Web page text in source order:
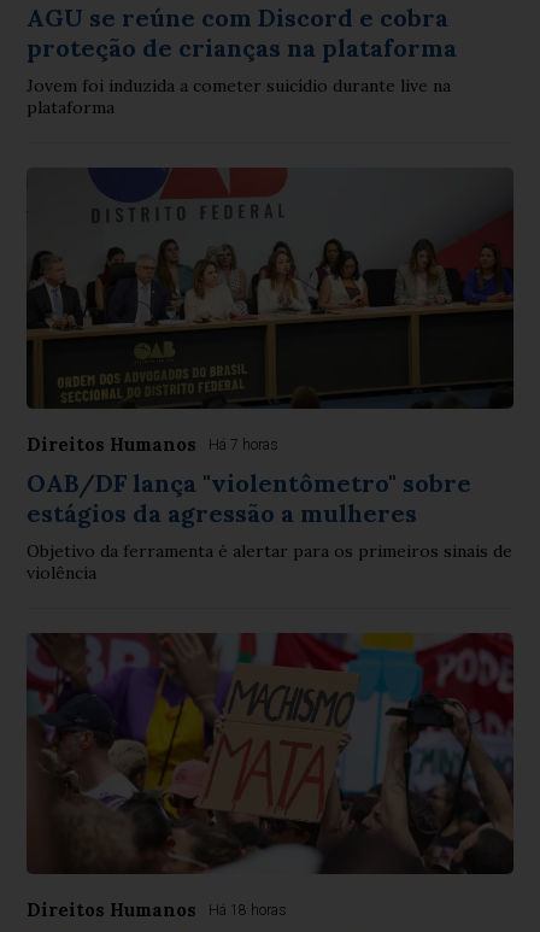
AGU se reúne com Discord e cobra
proteção de crianças na plataforma
Jovem foi induzida a cometer suicídio durante live na
plataforma
Direitos Humanos Há 7 horas
OAB/DF lança "violentômetro" sobre
estágios da agressão a mulheres
Objetivo da ferramenta é alertar para os primeiros sinais de
violência
Direitos Humanos Há 18 horas